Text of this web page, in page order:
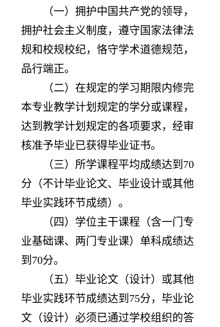
（一）拥护中国共产党的领导，
拥护社会主义制度，遵守国家法律法
规和校规校纪，恪守学术道德规范，
品行端正。
（二）在规定的学习期限内修完
本专业教学计划规定的学分或课程，
达到教学计划规定的各项要求，经审
核准予毕业已获得毕业证书。
（三）所学课程平均成绩达到70
分（不计毕业论文、毕业设计或其他
毕业实践环节成绩）。
（四）学位主干课程（含一门专
业基础课、两门专业课）单科成绩达
到70分。
（五）毕业论文（设计）或其他
毕业实践环节成绩达到75分，毕业论
文（设计）必须已通过学校组织的答